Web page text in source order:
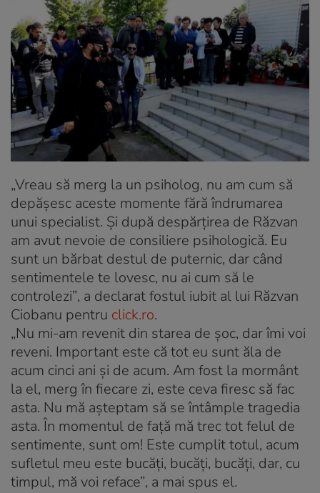
„Vreau să merg la un psiholog, nu am cum să
depăşesc aceste momente fără îndrumarea
unui specialist. Şi după despărţirea de Răzvan
am avut nevoie de consiliere psihologică. Eu
sunt un bărbat destul de puternic, dar când
sentimentele te lovesc, nu ai cum să le
controlezi”, a declarat fostul iubit al lui Răzvan
Ciobanu pentru click.ro.
„Nu mi-am revenit din starea de şoc, dar îmi voi
reveni. Important este că tot eu sunt ăla de
acum cinci ani şi de acum. Am fost la mormânt
la el, merg în fiecare zi, este ceva firesc să fac
asta. Nu mă aşteptam să se întâmple tragedia
asta. În momentul de faţă mă trec tot felul de
sentimente, sunt om! Este cumplit totul, acum
sufletul meu este bucăţi, bucăţi, bucăţi, dar, cu
timpul, mă voi reface”, a mai spus el.